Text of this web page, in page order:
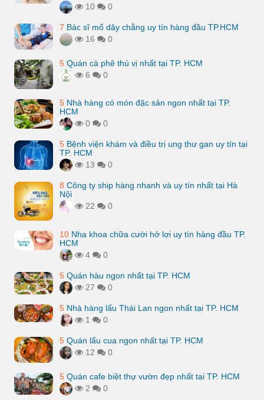
10
0
7 Bác sĩ mổ dây chằng uy tín hàng đầu TP.HCM
16
0
5 Quán cà phê thú vị nhất tại TP. HCM
6
0
5 Nhà hàng có món đặc sản ngon nhất tại TP.
HCM
0
0
5 Bệnh viện khám và điều trị ung thư gan uy tín tại
TP. HCM
13
0
8 Công ty ship hàng nhanh và uy tín nhất tại Hà
Nội
22
0
10 Nha khoa chữa cười hở lợi uy tín hàng đầu TP.
HCM
4
0
5 Quán hàu ngon nhất tại TP. HCM
27
0
5 Nhà hàng lẩu Thái Lan ngon nhất tại TP. HCM
1
0
5 Quán lẩu cua ngon nhất tại TP. HCM
12
0
5 Quán cafe biệt thự vườn đẹp nhất tại TP. HCM
2
0